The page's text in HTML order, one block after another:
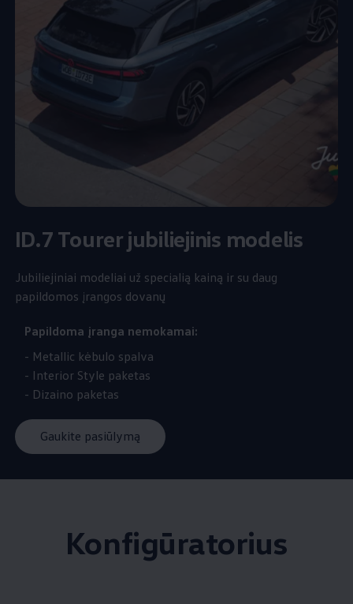
ID.7 Tourer jubiliejinis modelis
Jubiliejiniai modeliai už specialią kainą ir su daug
papildomos įrangos dovanų
Papildoma įranga nemokamai:
- Metallic kėbulo spalva
- Interior Style paketas
- Dizaino paketas
Gaukite pasiūlymą
Konfigūratorius